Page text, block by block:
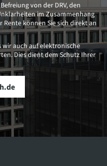
von der DRV, den
im Zusammenhang
können Sie sich direkt an
wir auch auf elektronische
Dies dient dem Schutz Ihrer